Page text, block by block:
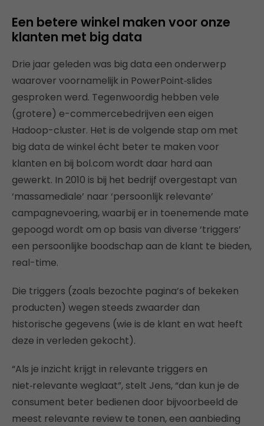
Een betere winkel maken voor onze
klanten met big data
Drie jaar geleden was big data een onderwerp
waarover voornamelijk in PowerPoint‑slides
gesproken werd. Tegenwoordig hebben vele
(grotere) e-commercebedrijven een eigen
Hadoop-cluster. Het is de volgende stap om met
big data de winkel écht beter te maken voor
klanten en bij bol.com wordt daar hard aan
gewerkt. In 2010 is bij het bedrijf overgestapt van
‘massamediale’ naar ‘persoonlijk relevante’
campagnevoering, waarbij er in toenemende mate
gepoogd wordt om op basis van diverse ‘triggers’
een persoonlijke boodschap aan de klant te bieden,
real-time.
Die triggers (zoals bezochte pagina’s of bekeken
producten) wegen steeds zwaarder dan
historische gegevens (wie is de klant en wat heeft
deze in verleden gekocht).
“Als je inzicht krijgt in relevante triggers en
niet‑relevante weglaat”, stelt Jens, “dan kun je de
consument beter bedienen door bijvoorbeeld de
meest relevante review te tonen, een aanbieding